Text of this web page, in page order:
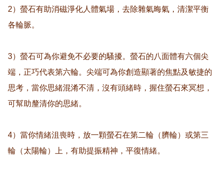
2）螢石有助消磁淨化人體氣場，去除雜氣晦氣，清潔平衡
各輪脈。
3）螢石可為你避免不必要的騷擾。螢石的八面體有六個尖
端，正巧代表第六輪。尖端可為你創造顯著的焦點及敏捷的
思考，當你思緒混淆不清，沒有頭緒時，握住螢石來冥想，
可幫助釐清你的思緒。
4）當你情緒沮喪時，放一顆螢石在第二輪（臍輪）或第三
輪（太陽輪）上，有助提振精神，平復情緒。